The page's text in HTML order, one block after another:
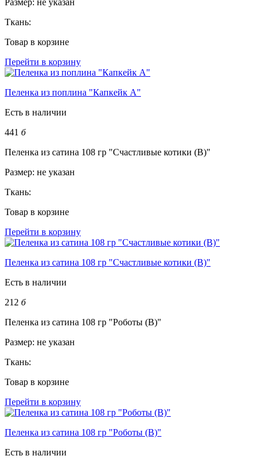
Ткань:
Товар в корзине
Перейти в корзину
Пеленка из поплина "Капкейк А"
Есть в наличии
441 б
Пеленка из сатина 108 гр "Счастливые котики (В)"
Размер: не указан
Ткань:
Товар в корзине
Перейти в корзину
Пеленка из сатина 108 гр "Счастливые котики (В)"
Есть в наличии
212 б
Пеленка из сатина 108 гр "Роботы (В)"
Размер: не указан
Ткань:
Товар в корзине
Перейти в корзину
Пеленка из сатина 108 гр "Роботы (В)"
Есть в наличии